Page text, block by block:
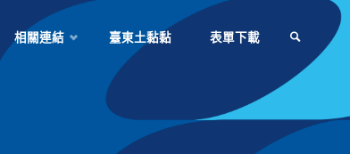
相關連結 臺東土黏黏 表單下載